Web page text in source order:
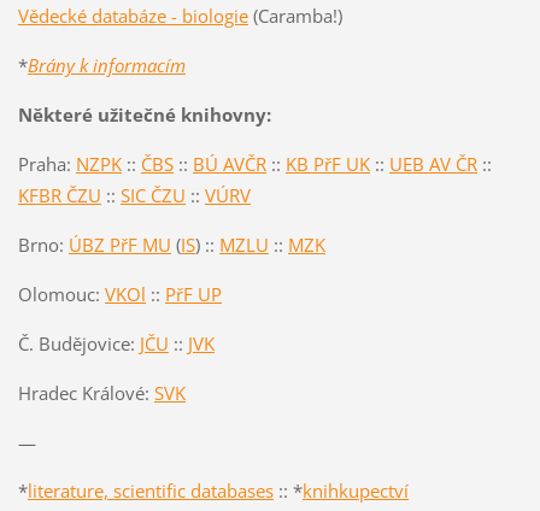
Vědecké databáze - biologie(Caramba!)
*Brány k informacím
Některé užitečné knihovny:
Praha: NZPK:: ČBS:: BÚ AVČR:: KB PřF UK:: UEB AV ČR::
KFBR ČZU :: SIC ČZU :: VÚRV
Brno: ÚBZ PřF MU (IS) :: MZLU :: MZK
Olomouc: VKOl :: PřF UP
Č. Budějovice: JČU :: JVK
Hradec Králové: SVK
—
*literature, scientific databases:: *knihkupectví